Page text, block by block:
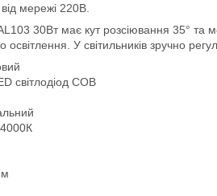
мережі 220В.
30Вт має кут розсіювання 35°
освітлення. У світильників зручно
світлодіод COB